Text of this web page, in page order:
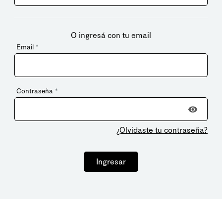
O ingresá con tu email
Email *
Contraseña *
¿Olvidaste tu contraseña?
Ingresar